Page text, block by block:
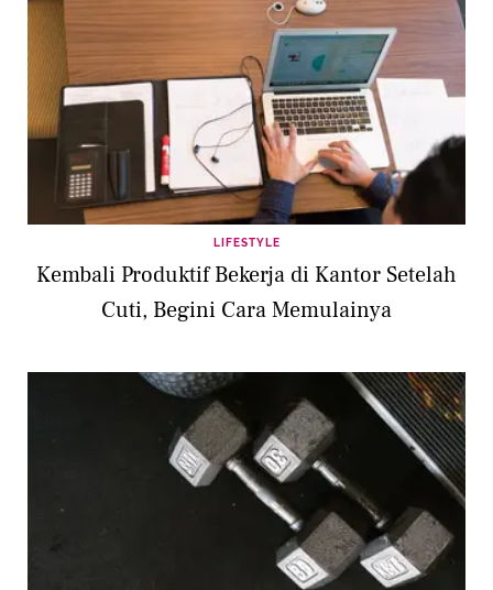
LIFESTYLE
Kembali Produktif Bekerja di Kantor Setelah
Cuti, Begini Cara Memulainya